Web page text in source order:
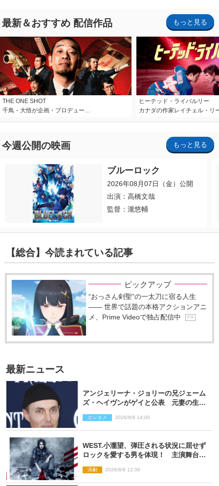
最新＆おすすめ 配信作品 もっと見る
THE ONE SHOT
千鳥・大悟が企画・プロデュー…
ヒーテッド・ライバルリー
カナダの作家レイチェル・リ
今週公開の映画 もっと見る
ブルーロック
2026年08月07日（金）公開
出演：高橋文哉
監督：瀧悠輔
【総合】今読まれている記事
ピックアップ
“おっさん剣聖”の一太刀に宿る人生
―― 世界で話題の本格アクションアニ
メ、Prime Videoで独占配信中
P R
最新ニュース
アンジェリーナ・ジョリーの兄ジェーム
ズ・ヘイヴンがゲイと公表 元妻の生配
エンタメ 2026/8/8 14:00
WEST.小瀧望、弾圧される状況に屈せず
ロックを愛する男を体現！ 主演舞台
演劇 2026/8/8 12:00